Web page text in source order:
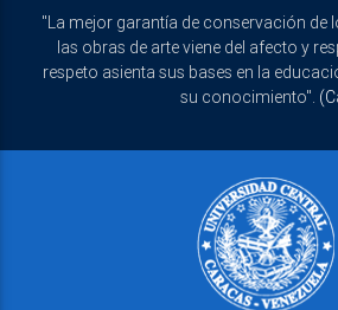
"La mejor garantía de conservación de
las obras de arte viene del afecto y
respeto asienta sus bases en la
su conocimiento".